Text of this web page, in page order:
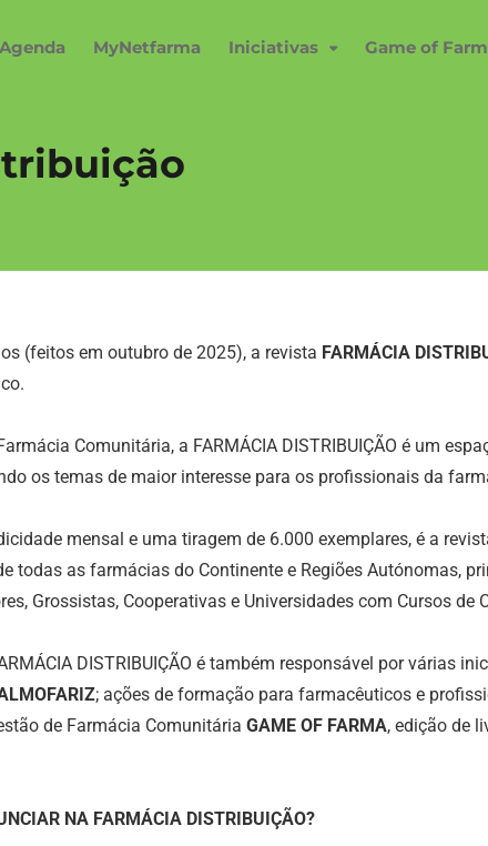
Agenda MyNetfarma Iniciativas Game of
(feitos em outubro de 2025), a revista FARMÁCIA
Comunitária, a FARMÁCIA DISTRIBUIÇÃO é um
os temas de maior interesse para os profissionais da
mensal e uma tiragem de 6.000 exemplares, é a
todas as farmácias do Continente e Regiões Autónomas,
Grossistas, Cooperativas e Universidades com Cursos de
DISTRIBUIÇÃO é também responsável por várias
; ações de formação para farmacêuticos e
de Farmácia Comunitária GAME OF FARMA, edição de
NA FARMÁCIA DISTRIBUIÇÃO?